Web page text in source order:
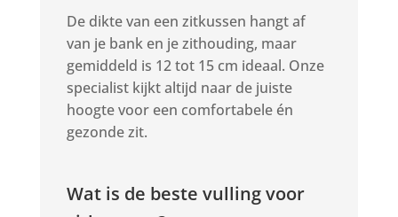
De dikte van een zitkussen hangt af
van je bank en je zithouding, maar
gemiddeld is 12 tot 15 cm ideaal. Onze
specialist kijkt altijd naar de juiste
hoogte voor een comfortabele én
gezonde zit.
Wat is de beste vulling voor